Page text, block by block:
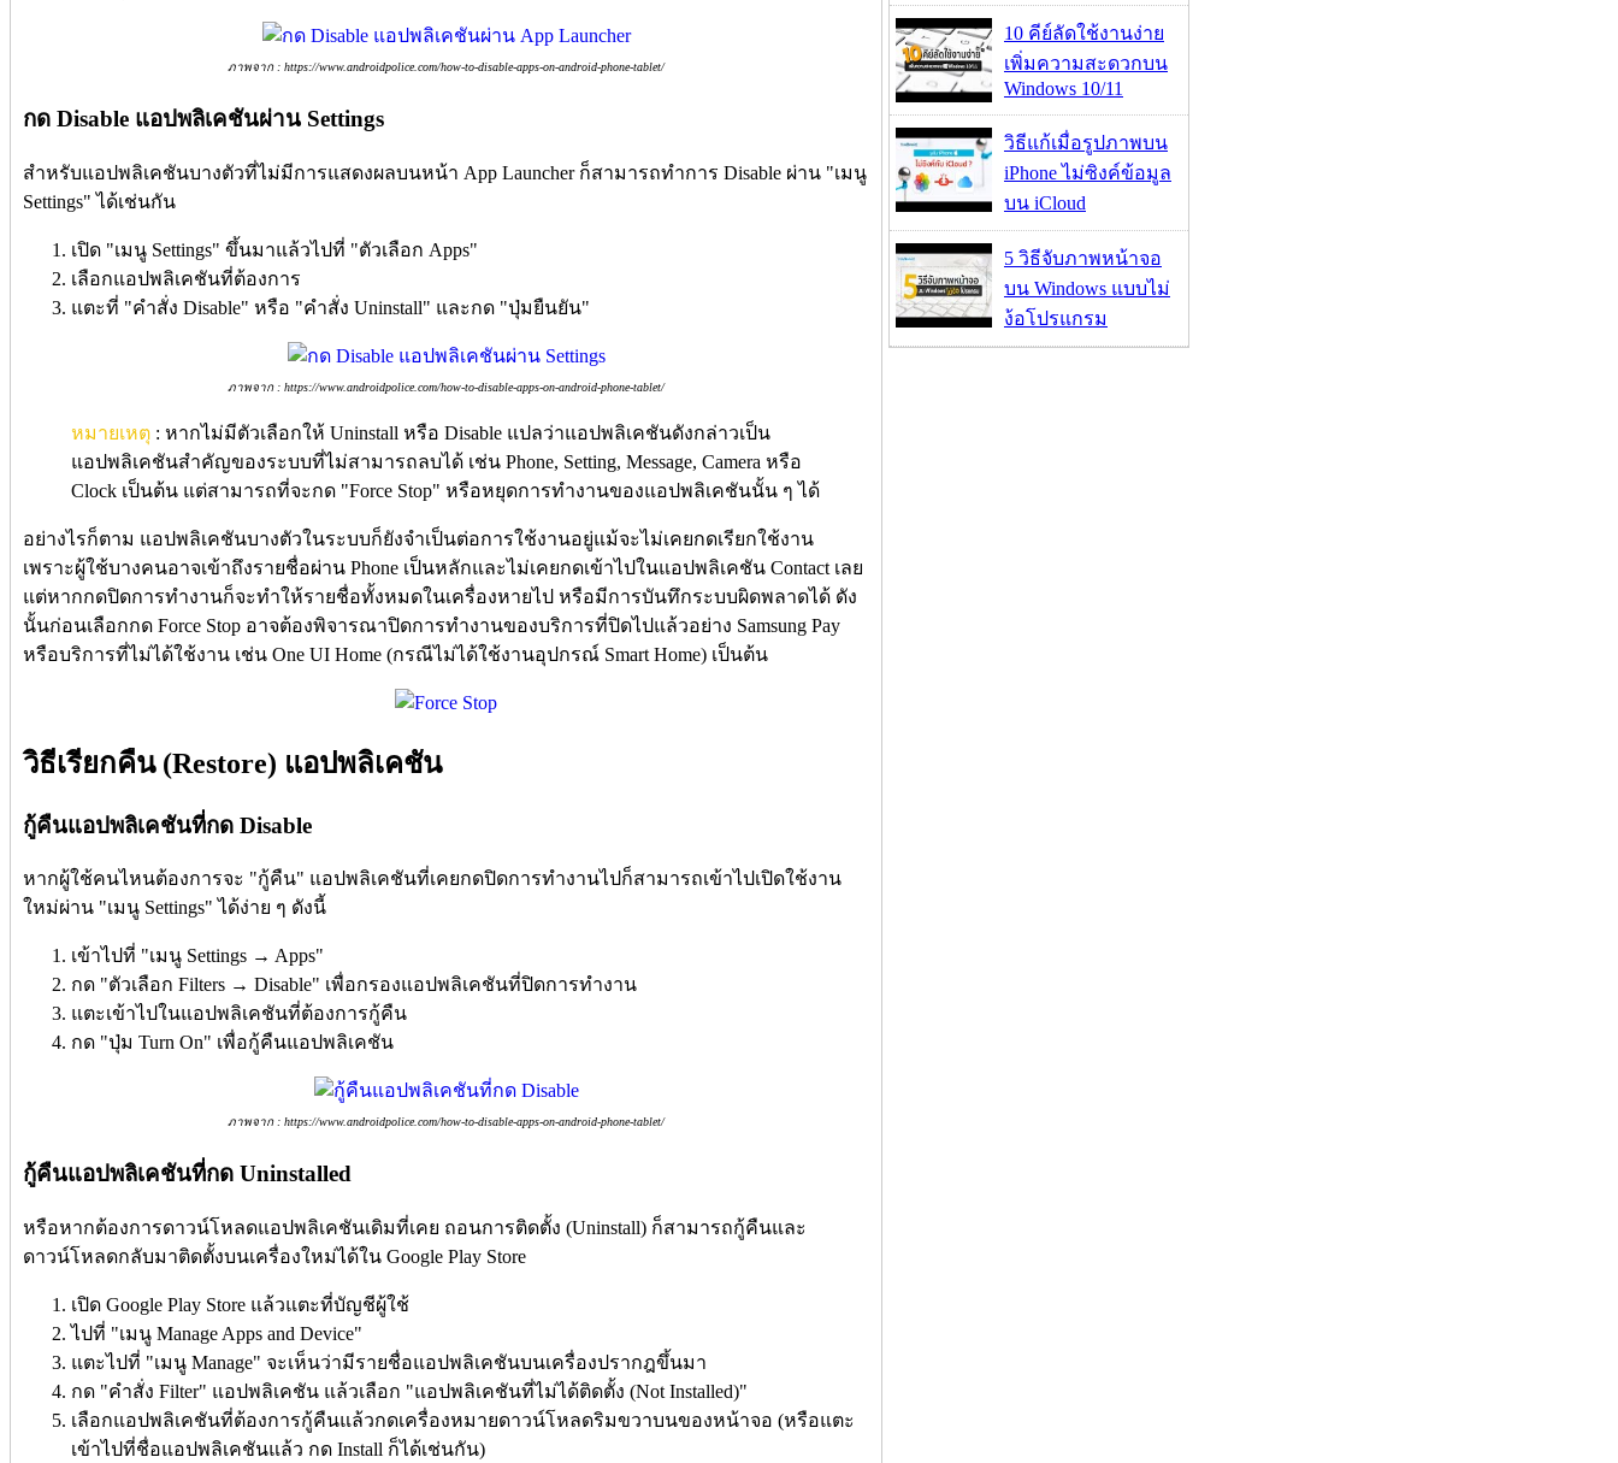
ภาพจาก : https://www.androidpolice.com/how-to-disable-apps-on-android-phone-tablet/
กด Disable แอปพลิเคชันผ่าน Settings
สำหรับแอปพลิเคชันบางตัวที่ไม่มีการแสดงผลบนหน้า App Launcher ก็สามารถทำการ Disable ผ่าน "เมนู
Settings" ได้เช่นกัน
เปิด "เมนู Settings" ขึ้นมาแล้วไปที่ "ตัวเลือก Apps"
เลือกแอปพลิเคชันที่ต้องการ
แตะที่ "คำสั่ง Disable" หรือ "คำสั่ง Uninstall" และกด "ปุ่มยืนยัน"
ภาพจาก : https://www.androidpolice.com/how-to-disable-apps-on-android-phone-tablet/
หมายเหตุ : หากไม่มีตัวเลือกให้ Uninstall หรือ Disable แปลว่าแอปพลิเคชันดังกล่าวเป็น
แอปพลิเคชันสำคัญของระบบที่ไม่สามารถลบได้ เช่น Phone, Setting, Message, Camera หรือ
Clock เป็นต้น แต่สามารถที่จะกด "Force Stop" หรือหยุดการทำงานของแอปพลิเคชันนั้น ๆ ได้
อย่างไรก็ตาม แอปพลิเคชันบางตัวในระบบก็ยังจำเป็นต่อการใช้งานอยู่แม้จะไม่เคยกดเรียกใช้งาน
เพราะผู้ใช้บางคนอาจเข้าถึงรายชื่อผ่าน Phone เป็นหลักและไม่เคยกดเข้าไปในแอปพลิเคชัน Contact เลย
แต่หากกดปิดการทำงานก็จะทำให้รายชื่อทั้งหมดในเครื่องหายไป หรือมีการบันทึกระบบผิดพลาดได้ ดัง
นั้นก่อนเลือกกด Force Stop อาจต้องพิจารณาปิดการทำงานของบริการที่ปิดไปแล้วอย่าง Samsung Pay
หรือบริการที่ไม่ได้ใช้งาน เช่น One UI Home (กรณีไม่ได้ใช้งานอุปกรณ์ Smart Home) เป็นต้น
วิธีเรียกคืน (Restore) แอปพลิเคชัน
กู้คืนแอปพลิเคชันที่กด Disable
หากผู้ใช้คนไหนต้องการจะ "กู้คืน" แอปพลิเคชันที่เคยกดปิดการทำงานไปก็สามารถเข้าไปเปิดใช้งาน
ใหม่ผ่าน "เมนู Settings" ได้ง่าย ๆ ดังนี้
เข้าไปที่ "เมนู Settings → Apps"
กด "ตัวเลือก Filters → Disable" เพื่อกรองแอปพลิเคชันที่ปิดการทำงาน
แตะเข้าไปในแอปพลิเคชันที่ต้องการกู้คืน
กด "ปุ่ม Turn On" เพื่อกู้คืนแอปพลิเคชัน
ภาพจาก : https://www.androidpolice.com/how-to-disable-apps-on-android-phone-tablet/
กู้คืนแอปพลิเคชันที่กด Uninstalled
หรือหากต้องการดาวน์โหลดแอปพลิเคชันเดิมที่เคย ถอนการติดตั้ง (Uninstall) ก็สามารถกู้คืนและ
ดาวน์โหลดกลับมาติดตั้งบนเครื่องใหม่ได้ใน Google Play Store
เปิด Google Play Store แล้วแตะที่บัญชีผู้ใช้
ไปที่ "เมนู Manage Apps and Device"
แตะไปที่ "เมนู Manage" จะเห็นว่ามีรายชื่อแอปพลิเคชันบนเครื่องปรากฎขึ้นมา
กด "คำสั่ง Filter" แอปพลิเคชัน แล้วเลือก "แอปพลิเคชันที่ไม่ได้ติดตั้ง (Not Installed)"
เลือกแอปพลิเคชันที่ต้องการกู้คืนแล้วกดเครื่องหมายดาวน์โหลดริมขวาบนของหน้าจอ (หรือแตะ
เข้าไปที่ชื่อแอปพลิเคชันแล้ว กด Install ก็ได้เช่นกัน)
10 คีย์ลัดใช้งานง่าย
เพิ่มความสะดวกบน
Windows 10/11
วิธีแก้เมื่อรูปภาพบน
iPhone ไม่ซิงค์ข้อมูล
บน iCloud
5 วิธีจับภาพหน้าจอ
บน Windows แบบไม่
ง้อโปรแกรม